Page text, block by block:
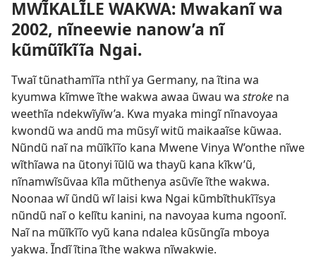
MWĨKALĨLE WAKWA: Mwakanĩ wa
2002, nĩneewie nanow’a nĩ
kũmũĩkĩĩa Ngai.
Twaĩ tũnathamĩĩa nthĩ ya Germany, na ĩtina wa
kyumwa kĩmwe ĩthe wakwa awaa ũwau wa stroke na
weethĩa ndekwĩyĩw’a. Kwa myaka mingĩ nĩnavoyaa
kwondũ wa andũ ma mũsyĩ witũ maikaaĩse kũwaa.
Nũndũ naĩ na mũĩkĩĩo kana Mwene Vinya W’onthe nĩwe
wĩthĩawa na ũtonyi ĩũlũ wa thayũ kana kĩkw’ũ,
nĩnamwĩsũvaa kĩla mũthenya asũvĩe ĩthe wakwa.
Noonaa wĩ ũndũ wĩ laisi kwa Ngai kũmbĩthukĩĩsya
nũndũ naĩ o kelĩtu kanini, na navoyaa kuma ngoonĩ.
Naĩ na mũĩkĩĩo vyũ kana ndalea kũsũngĩa mboya
yakwa. Ĩndĩ ĩtina ĩthe wakwa nĩwakwie.